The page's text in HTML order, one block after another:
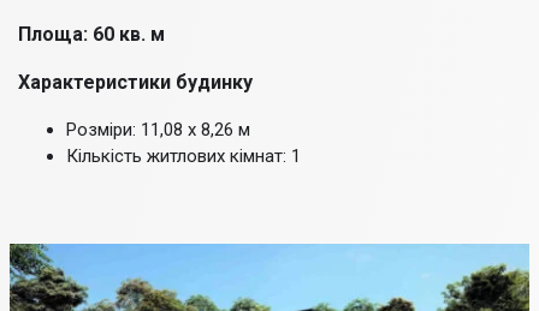
Площа: 60 кв. м
Характеристики будинку
Розміри: 11,08 х 8,26 м
Кількість житлових кімнат: 1